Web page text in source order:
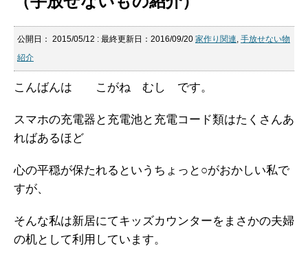
公開日： 2015/05/12 : 最終更新日：2016/09/20 家作り関連, 手放せない物
紹介
こんばんは こがね むし です。
スマホの充電器と充電池と充電コード類はたくさんあ
ればあるほど
心の平穏が保たれるというちょっと○がおかしい私で
すが、
そんな私は新居にてキッズカウンターをまさかの夫婦
の机として利用しています。